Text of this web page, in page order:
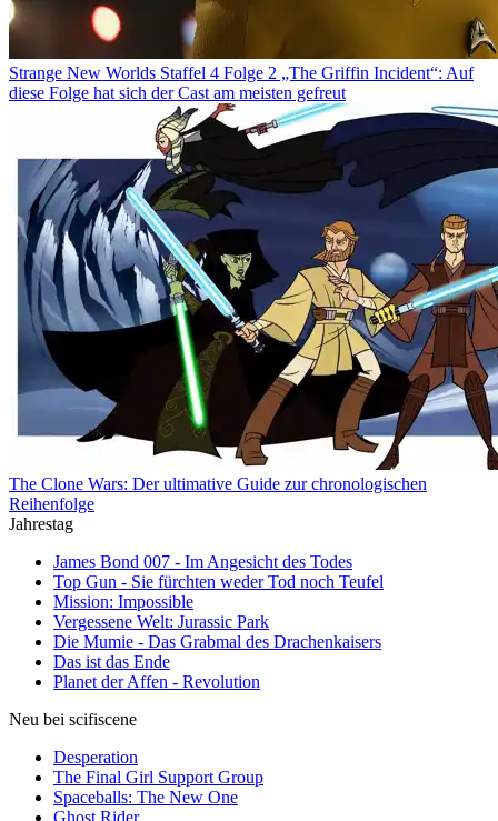
Strange New Worlds Staffel 4 Folge 2 „The Griffin Incident“: Auf
diese Folge hat sich der Cast am meisten gefreut
The Clone Wars: Der ultimative Guide zur chronologischen
Reihenfolge
Jahrestag
James Bond 007 - Im Angesicht des Todes
Top Gun - Sie fürchten weder Tod noch Teufel
Mission: Impossible
Vergessene Welt: Jurassic Park
Die Mumie - Das Grabmal des Drachenkaisers
Das ist das Ende
Planet der Affen - Revolution
Neu bei scifiscene
Desperation
The Final Girl Support Group
Spaceballs: The New One